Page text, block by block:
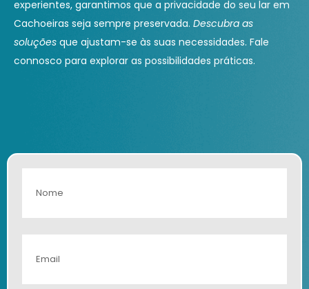
experientes, garantimos que a privacidade do seu lar em
Cachoeiras seja sempre preservada. Descubra as
soluções que ajustam-se às suas necessidades. Fale
connosco para explorar as possibilidades práticas.